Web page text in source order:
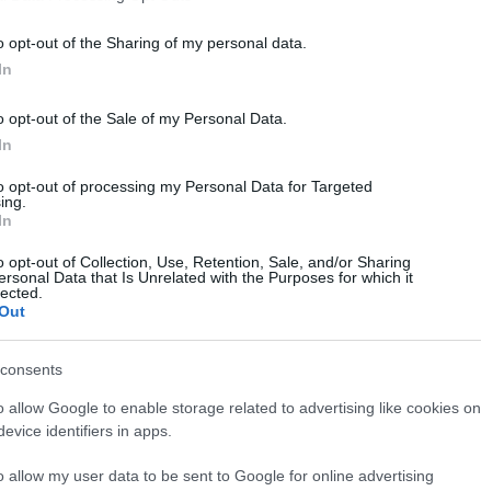
opt-out of the Sharing of my personal data.
opt-out of the Sale of my Personal Data.
opt-out of processing my Personal Data for Targeted
opt-out of Collection, Use, Retention, Sale, and/or Sharing
Data that Is Unrelated with the Purposes for which it
allow Google to enable storage related to advertising like cookies on
identifiers in apps.
allow my user data to be sent to Google for online advertising
U20 - Afrique Du Sud U20
Samedi 19 Juillet 2025